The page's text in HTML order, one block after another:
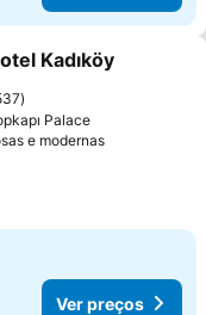
aos favoritos
Kadıköy
Palace
e modernas
Ver preços